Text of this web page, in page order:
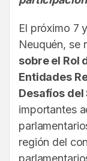
El próximo 7
Neuquén, se
sobre el Rol
Entidades
Desafíos del
importantes
región del